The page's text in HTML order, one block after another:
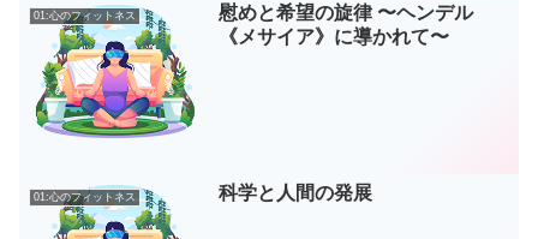
01:心のフィットネス
慰めと希望の旋律 〜ヘンデル
《メサイア》に導かれて〜
01:心のフィットネス 科学と人間の発展